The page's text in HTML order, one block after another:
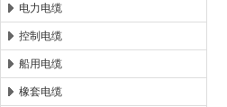
电力电缆
控制电缆
船用电缆
橡套电缆